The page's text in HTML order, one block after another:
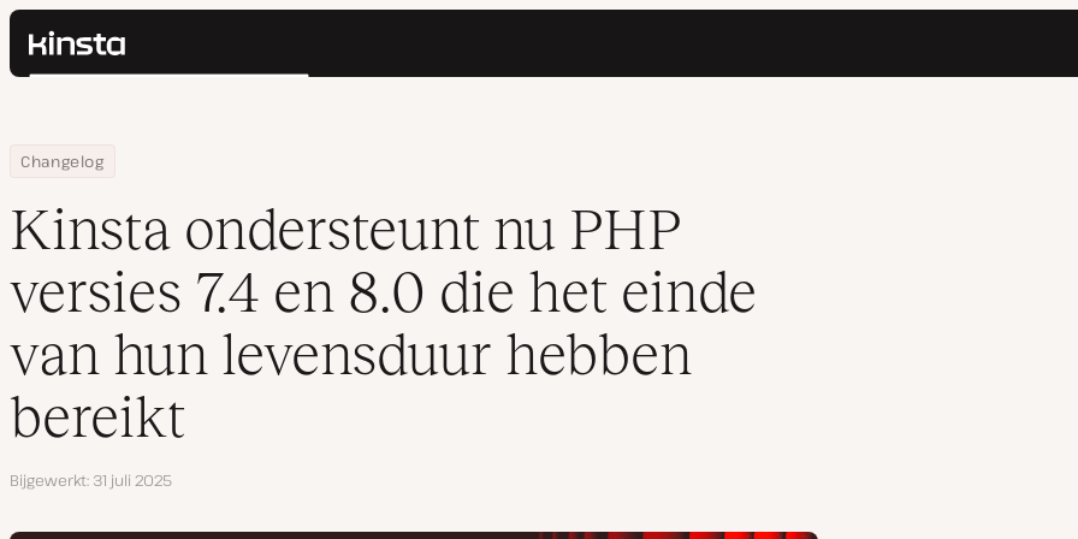
Kinsta®
Prijzen
Contact
Zoeken
Home
Changelog
Kinsta ondersteunt nu PHP versies 7.4 en 8.0 die het einde van hun levensduur hebben bereikt
Kinsta ondersteunt nu PHP
versies 7.4 en 8.0 die het einde
van hun levensduur hebben
bereikt
Bijgewerkt 31 juli 2025